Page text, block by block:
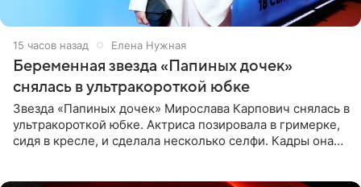
15 часов назад Елена Нужная
Беременная звезда «Папиных дочек»
снялась в ультракороткой юбке
Звезда «Папиных дочек» Мирослава Карпович снялась в
ультракороткой юбке. Актриса позировала в гримерке,
сидя в кресле, и сделала несколько селфи. Кадры она